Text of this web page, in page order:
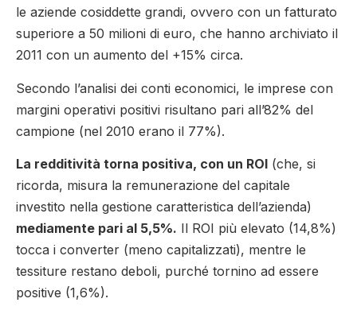
le aziende cosiddette grandi, ovvero con un fatturato
superiore a 50 milioni di euro, che hanno archiviato il
2011 con un aumento del +15% circa.
Secondo l’analisi dei conti economici, le imprese con
margini operativi positivi risultano pari all’82% del
campione (nel 2010 erano il 77%).
La redditività torna positiva, con un ROI (che, si
ricorda, misura la remunerazione del capitale
investito nella gestione caratteristica dell’azienda)
mediamente pari al 5,5%. Il ROI più elevato (14,8%)
tocca i converter (meno capitalizzati), mentre le
tessiture restano deboli, purché tornino ad essere
positive (1,6%).